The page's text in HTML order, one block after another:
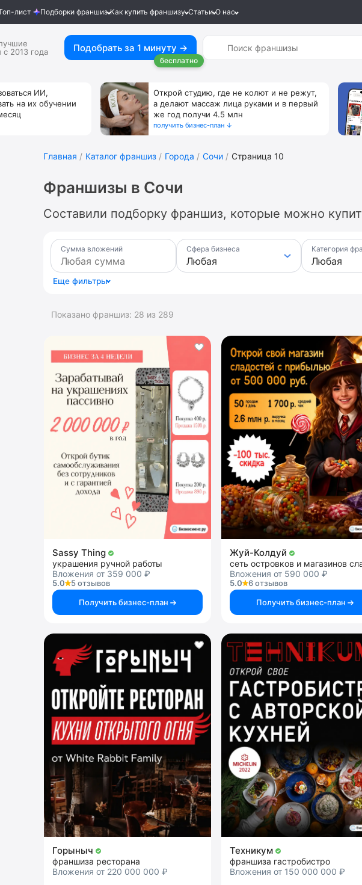
лист Подборки франшиз Как купить франшизу Статьи О нас
2013 года
Подобрать за 1 минуту →
бесплатно
ИИ,
на их обучении
Открой студию, где не колют и не режут,
а делают массаж лица руками и в первый
же год получи 4.5 млн
получить бизнес-план ↓
Главная Каталог франшиз Города Сочи Страница 10
Франшизы в Сочи
Составили подборку франшиз, которые можно
Сумма вложений Сфера бизнеса Категория
Еще фильтры
Показано франшиз: 28 из 289
Sassy Thing
украшения ручной работы
Вложения от 359 000 ₽
5.0
5 отзывов
Получить бизнес-план
Жуй-Колдуй
Вложения от 590 000 ₽
5.0
6 отзывов
Получить бизнес-план
Горыныч
франшиза ресторана
Вложения от 220 000 000 ₽
Техникум
франшиза гастробистро
Вложения от 150 000 000 ₽